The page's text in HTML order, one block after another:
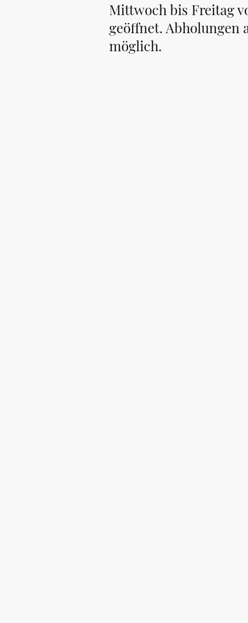
Mittwoch bis Freitag
geöffnet. Abholungen
möglich.